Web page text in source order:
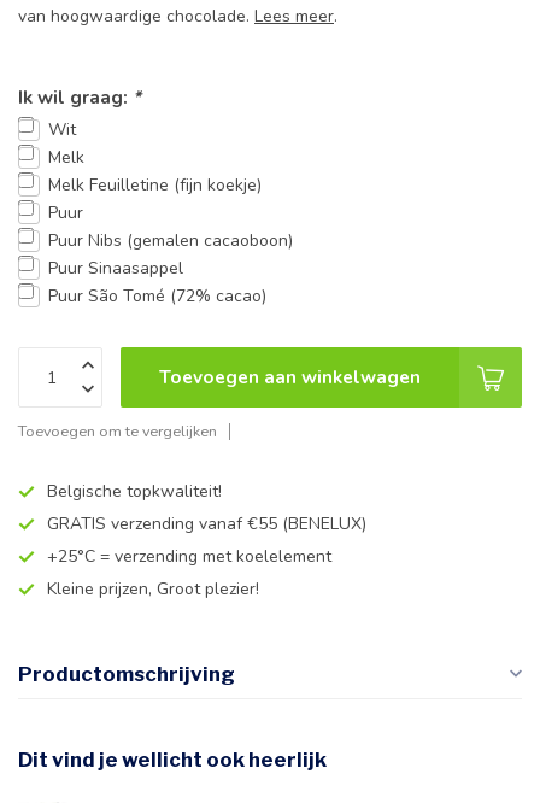
van hoogwaardige chocolade. Lees meer.
Ik wil graag: *
Wit
Melk
Melk Feuilletine (fijn koekje)
Puur
Puur Nibs (gemalen cacaoboon)
Puur Sinaasappel
Puur São Tomé (72% cacao)
Toevoegen aan winkelwagen
Toevoegen om te vergelijken
Belgische topkwaliteit!
GRATIS verzending vanaf €55 (BENELUX)
+25°C = verzending met koelelement
Kleine prijzen, Groot plezier!
Productomschrijving
Dit vind je wellicht ook heerlijk